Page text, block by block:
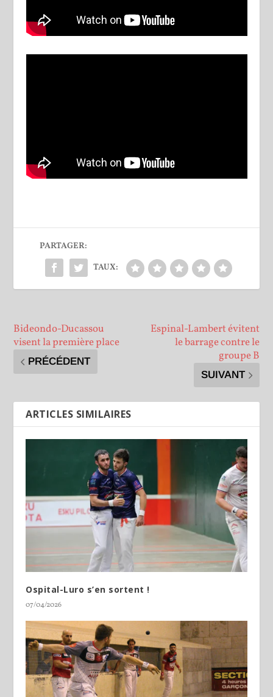
PARTAGER:
TAUX:
Bideondo-Ducassou
visent la première place
PRÉCÉDENT
Espinal-Lambert évitent
le barrage contre le
groupe B
SUIVANT
ARTICLES SIMILAIRES
Ospital-Luro s’en sortent !
07/04/2026